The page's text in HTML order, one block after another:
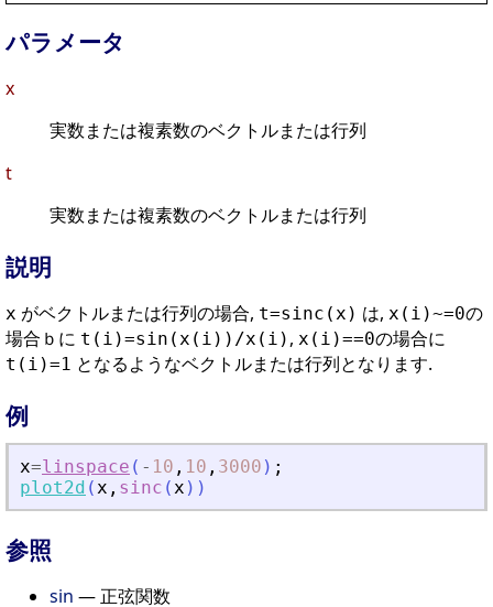
パラメータ
x
実数または複素数のベクトルまたは行列
t
実数または複素数のベクトルまたは行列
説明
x がベクトルまたは行列の場合, t=sinc(x) は, x(i)~=0の
場合ｂに t(i)=sin(x(i))/x(i) , x(i)==0の場合に
t(i)=1 となるようなベクトルまたは行列となります.
例
x=linspace ( - 10 , 10 , 3000 ) ;
plot2d (x , sinc (x ) )
参照
sin — 正弦関数